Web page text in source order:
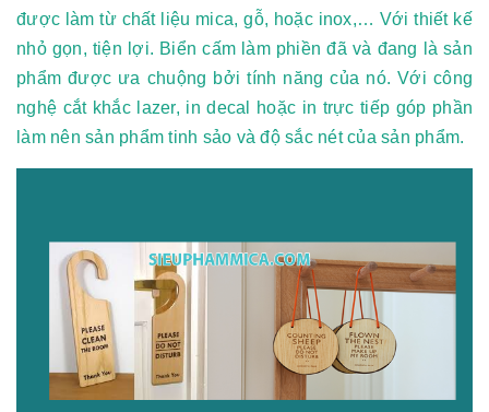
được làm từ chất liệu mica, gỗ, hoặc inox,… Với thiết kế
nhỏ gọn, tiện lợi. Biển cấm làm phiền đã và đang là sản
phẩm được ưa chuộng bởi tính năng của nó.Với công
nghệ cắt khắc lazer, in decal hoặc in trực tiếp góp phần
làm nên sản phẩm tinh sảo và độ sắc nét của sản phẩm.